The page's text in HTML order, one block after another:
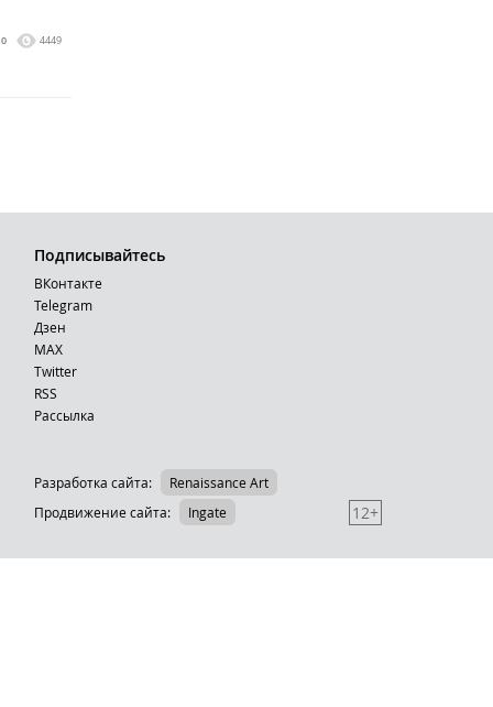
0 4449
Подписывайтесь
ВКонтакте
Telegram
Дзен
MAX
Тwitter
RSS
Рассылка
Разработка сайта:
Renaissance Art
Продвижение сайта: Ingate 12+